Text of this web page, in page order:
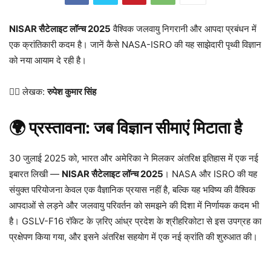
NISAR सैटेलाइट लॉन्च 2025 वैश्विक जलवायु निगरानी और आपदा प्रबंधन में
एक क्रांतिकारी कदम है। जानें कैसे NASA-ISRO की यह साझेदारी पृथ्वी विज्ञान
को नया आयाम दे रही है।
✍🏻 लेखक:रुपेश कुमार सिंह
🌍 प्रस्तावना: जब विज्ञान सीमाएं मिटाता है
30 जुलाई 2025 को, भारत और अमेरिका ने मिलकर अंतरिक्ष इतिहास में एक नई
इबारत लिखी — NISAR सैटेलाइट लॉन्च 2025 । NASA और ISRO की यह
संयुक्त परियोजना केवल एक वैज्ञानिक प्रयास नहीं है, बल्कि यह भविष्य की वैश्विक
आपदाओं से लड़ने और जलवायु परिवर्तन को समझने की दिशा में निर्णायक कदम भी
है। GSLV-F16 रॉकेट के ज़रिए आंध्र प्रदेश के श्रीहरिकोटा से इस उपग्रह का
प्रक्षेपण किया गया, और इसने अंतरिक्ष सहयोग में एक नई क्रांति की शुरुआत की।